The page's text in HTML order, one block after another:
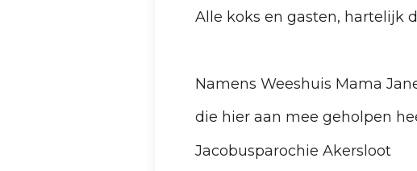
Alle koks en gasten, hartelijk
Namens Weeshuis Mama
die hier aan mee geholpen
Jacobusparochie Akersloot